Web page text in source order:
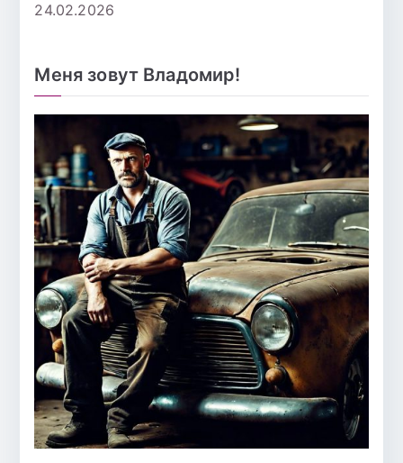
24.02.2026
Меня зовут Владомир!